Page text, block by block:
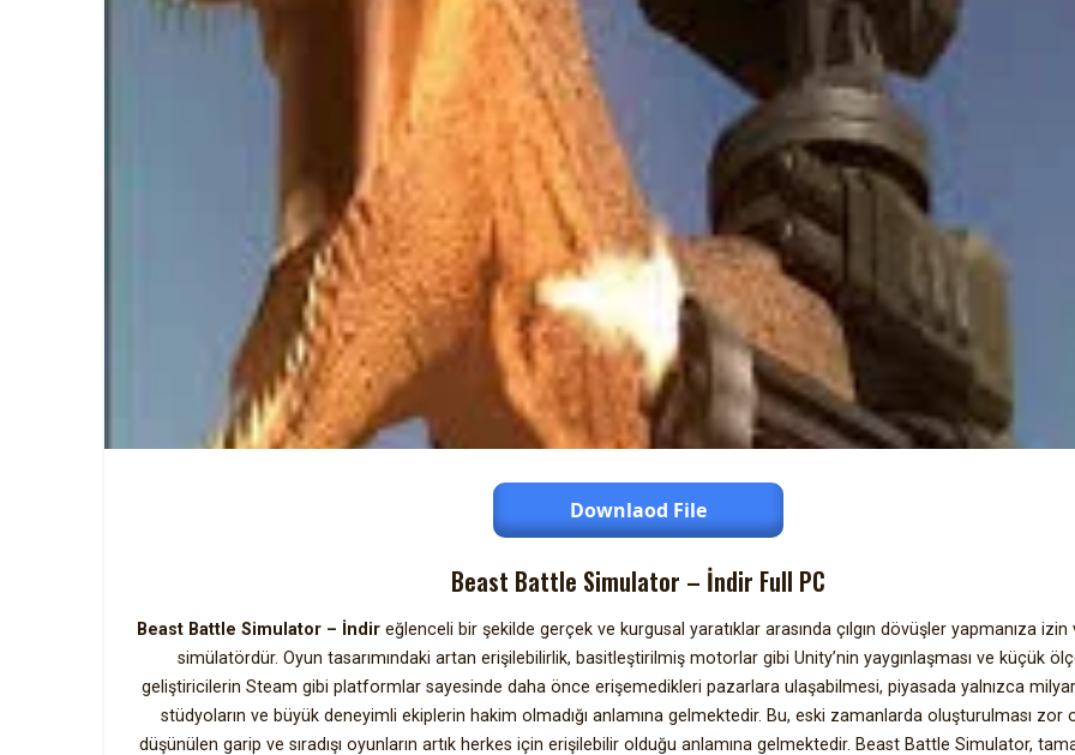
Downlaod File
Beast Battle Simulator – İndir Full PC
Beast Battle Simulator – İndir eğlenceli bir şekilde gerçek ve kurgusal yaratıklar arasında çılgın dövüşler yapmanıza izin
simülatördür. Oyun tasarımındaki artan erişilebilirlik, basitleştirilmiş motorlar gibi Unity’nin yaygınlaşması ve küçük
geliştiricilerin Steam gibi platformlar sayesinde daha önce erişemedikleri pazarlara ulaşabilmesi, piyasada yalnızca milyar
stüdyoların ve büyük deneyimli ekiplerin hakim olmadığı anlamına gelmektedir. Bu, eski zamanlarda oluşturulması zor
düşünülen garip ve sıradışı oyunların artık herkes için erişilebilir olduğu anlamına gelmektedir. Beast Battle Simulator,